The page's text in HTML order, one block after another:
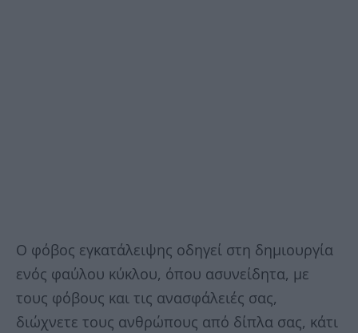
Ο φόβος εγκατάλειψης οδηγεί στη δημιουργία
ενός φαύλου κύκλου, όπου ασυνείδητα, με
τους φόβους και τις ανασφάλειές σας,
διώχνετε τους ανθρώπους από δίπλα σας, κάτι